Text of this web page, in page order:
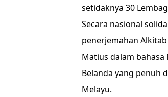
setidaknya 30
Secara nasional
penerjemahan
Matius dalam
Belanda yang penuh
Melayu.